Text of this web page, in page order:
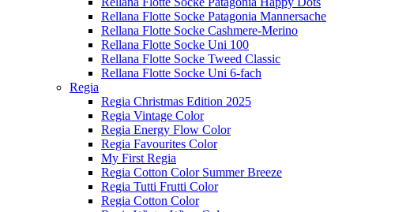
Rellana Flotte Socke Patagonia Mannersache
Rellana Flotte Socke Cashmere-Merino
Rellana Flotte Socke Uni 100
Rellana Flotte Socke Tweed Classic
Rellana Flotte Socke Uni 6-fach
Regia
Regia Christmas Edition 2025
Regia Vintage Color
Regia Energy Flow Color
Regia Favourites Color
My First Regia
Regia Cotton Color Summer Breeze
Regia Tutti Frutti Color
Regia Cotton Color